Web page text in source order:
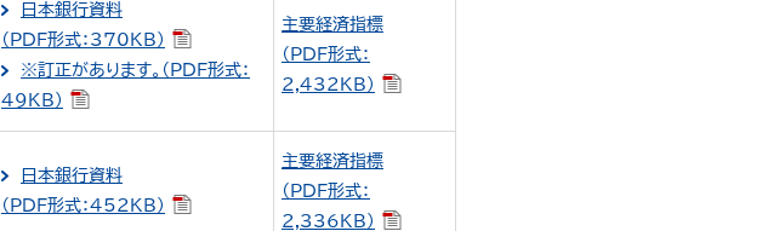
日本銀行資料
（PDF形式：370KB）
※訂正があります。（PDF形式：
49KB）
主要経済指標
（PDF形式：
2,432KB）
日本銀行資料
（PDF形式：452KB）
主要経済指標
（PDF形式：
2,336KB）